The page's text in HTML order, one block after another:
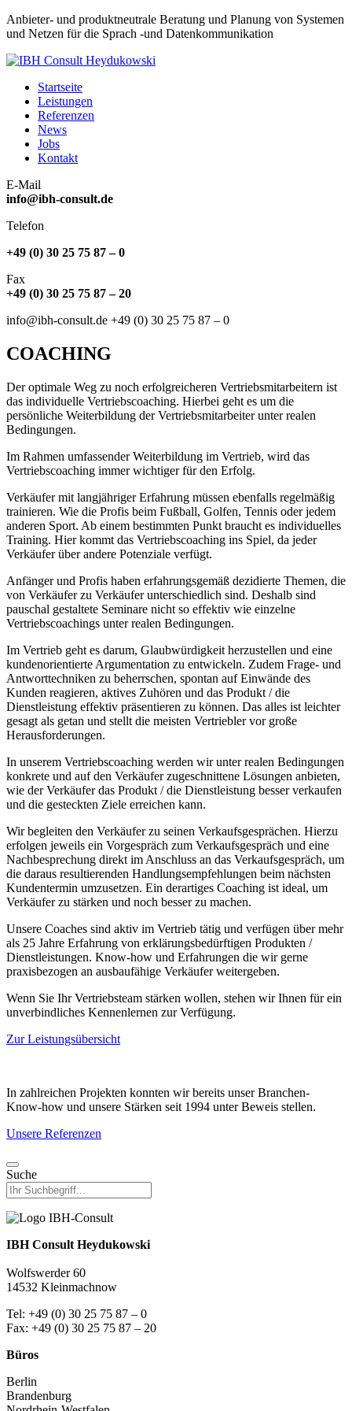
Anbieter- und produktneutrale Beratung und Planung von Systemen
und Netzen für die Sprach -und Datenkommunikation
IBH Consult Heydukowski
Telekommunikation – Datenkommunikation – Sprach- und
Datenkommunikation – Coaching
Startseite
Leistungen
Referenzen
News
Jobs
Kontakt
E-Mail
info@ibh-consult.de
Telefon
+49 (0) 30 25 75 87 – 0
Fax
+49 (0) 30 25 75 87 – 20
info@ibh-consult.de +49 (0) 30 25 75 87 – 0
COACHING
Der optimale Weg zu noch erfolgreicheren Vertriebsmitarbeitern ist
das individuelle Vertriebscoaching. Hierbei geht es um die
persönliche Weiterbildung der Vertriebsmitarbeiter unter realen
Bedingungen.
Im Rahmen umfassender Weiterbildung im Vertrieb, wird das
Vertriebscoaching immer wichtiger für den Erfolg.
Verkäufer mit langjähriger Erfahrung müssen ebenfalls regelmäßig
trainieren. Wie die Profis beim Fußball, Golfen, Tennis oder jedem
anderen Sport. Ab einem bestimmten Punkt braucht es individuelles
Training. Hier kommt das Vertriebscoaching ins Spiel, da jeder
Verkäufer über andere Potenziale verfügt.
Anfänger und Profis haben erfahrungsgemäß dezidierte Themen, die
von Verkäufer zu Verkäufer unterschiedlich sind. Deshalb sind
pauschal gestaltete Seminare nicht so effektiv wie einzelne
Vertriebscoachings unter realen Bedingungen.
Im Vertrieb geht es darum, Glaubwürdigkeit herzustellen und eine
kundenorientierte Argumentation zu entwickeln. Zudem Frage- und
Antworttechniken zu beherrschen, spontan auf Einwände des
Kunden reagieren, aktives Zuhören und das Produkt / die
Dienstleistung effektiv präsentieren zu können. Das alles ist leichter
gesagt als getan und stellt die meisten Vertriebler vor große
Herausforderungen.
In unserem Vertriebscoaching werden wir unter realen Bedingungen
konkrete und auf den Verkäufer zugeschnittene Lösungen anbieten,
wie der Verkäufer das Produkt / die Dienstleistung besser verkaufen
und die gesteckten Ziele erreichen kann.
Wir begleiten den Verkäufer zu seinen Verkaufsgesprächen. Hierzu
erfolgen jeweils ein Vorgespräch zum Verkaufsgespräch und eine
Nachbesprechung direkt im Anschluss an das Verkaufsgespräch, um
die daraus resultierenden Handlungsempfehlungen beim nächsten
Kundentermin umzusetzen. Ein derartiges Coaching ist ideal, um
Verkäufer zu stärken und noch besser zu machen.
Unsere Coaches sind aktiv im Vertrieb tätig und verfügen über mehr
als 25 Jahre Erfahrung von erklärungsbedürftigen Produkten /
Dienstleistungen. Know-how und Erfahrungen die wir gerne
praxisbezogen an ausbaufähige Verkäufer weitergeben.
Wenn Sie Ihr Vertriebsteam stärken wollen, stehen wir Ihnen für ein
unverbindliches Kennenlernen zur Verfügung.
Zur Leistungsübersicht
In zahlreichen Projekten konnten wir bereits unser Branchen-
Know-how und unsere Stärken seit 1994 unter Beweis stellen.
Unsere Referenzen
Suche
IBH Consult Heydukowski
Wolfswerder 60
14532 Kleinmachnow
Tel: +49 (0) 30 25 75 87 – 0
Fax: +49 (0) 30 25 75 87 – 20
Büros
Berlin
Brandenburg